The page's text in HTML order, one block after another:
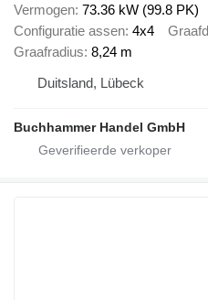
Vermogen 73.36 kW (99.8 PK)
Configuratie assen 4x4
Graafradius 8,24 m
Duitsland, Lübeck
Buchhammer Handel GmbH